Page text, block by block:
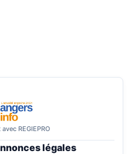
REGIEPRO
légales